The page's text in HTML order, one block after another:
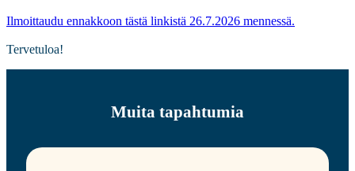
Ilmoittaudu ennakkoon tästä linkistä 26.7.2026 mennessä.
Tervetuloa!
Muita tapahtumia